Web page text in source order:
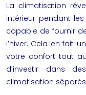
La climatisation
intérieur pendant
capable de fournir
l’hiver. Cela en fait
votre confort tout
d’investir dans
climatisation